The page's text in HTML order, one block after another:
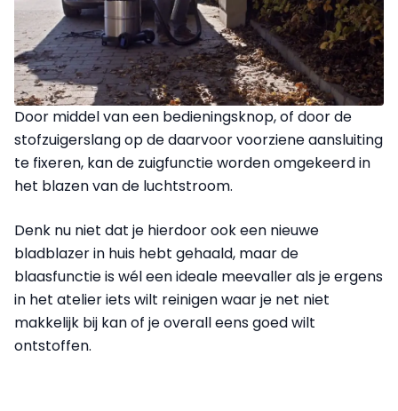
Door middel van een bedieningsknop, of door de
stofzuigerslang op de daarvoor voorziene aansluiting
te fixeren, kan de zuigfunctie worden omgekeerd in
het blazen van de luchtstroom.
Denk nu niet dat je hierdoor ook een nieuwe
bladblazer in huis hebt gehaald, maar de
blaasfunctie is wél een ideale meevaller als je ergens
in het atelier iets wilt reinigen waar je net niet
makkelijk bij kan of je overall eens goed wilt
ontstoffen.